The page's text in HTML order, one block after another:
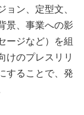
ョン、定型文、
景、事業への影
ージなど）を組
けのプレスリリ
することで、発